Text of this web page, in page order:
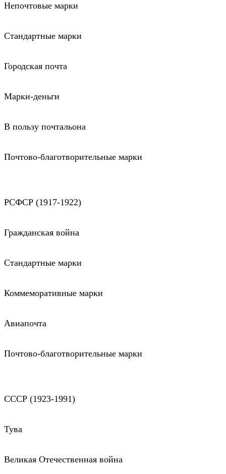
Непочтовые марки
Стандартные марки
Городская почта
Марки-деньги
В пользу почтальона
Почтово-благотворительные марки
РСФСР (1917-1922)
Гражданская война
Стандартные марки
Коммеморативные марки
Авиапочта
Почтово-благотворительные марки
СССР (1923-1991)
Тува
Великая Отечественная война